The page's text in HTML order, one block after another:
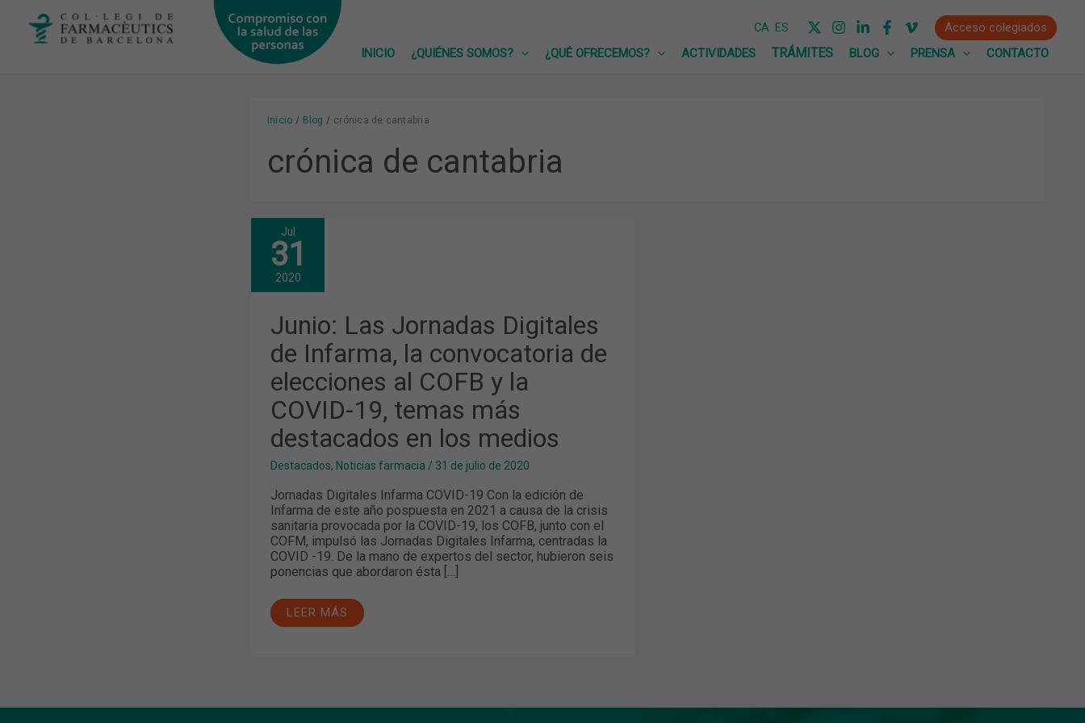
CA ES
Acceso colegiados
INICIO
¿QUIÉNES SOMOS? ¿QUÉ OFRECEMOS? ACTIVIDADES BLOG PRENSA CONTACTO
Inicio Blog crónica de cantabria
crónica de cantabria
Jul
31
2020
Junio: Las Jornadas Digitales
de Infarma, la convocatoria de
elecciones al COFB y la
COVID-19, temas más
destacados en los medios
Destacados, Noticias farmacia / 31 de julio de 2020
Jornadas Digitales Infarma COVID-19 Con la edición de
Infarma de este año pospuesta en 2021 a causa de la crisis
sanitaria provocada por la COVID-19, los COFB, junto con el
COFM, impulsó las Jornadas Digitales Infarma, centradas la
COVID -19. De la mano de expertos del sector, hubieron seis
ponencias que abordaron ésta […]
JUNIO:
LAS
JORNADAS
DIGITALES
DE
CONVOCATORIA
DE
ELECCIONES
AL
COFB
Y
LA
COVID-
19,
TEMAS
MÁS
DESTACADOS
EN
MEDIOS
LEER MÁS